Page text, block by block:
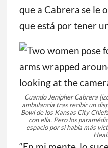
que a Cabrera se le
que está por tener
Cuando Jenipher Cabrera
ambulancia tras recibir un
Bowl de los Kansas City
con ella. Pero los
espacio por si había más